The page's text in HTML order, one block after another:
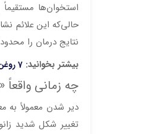
استخوان‌ها
حالی‌که این علائم
نتایج درمان را
بیشتر بخوانید: 7 روغن برای درد مفاصل زانو
چه زمانی
دیر شدن معمولاً به
تغییر شکل شدید